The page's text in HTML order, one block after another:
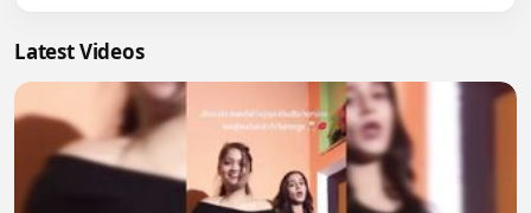
Latest Videos